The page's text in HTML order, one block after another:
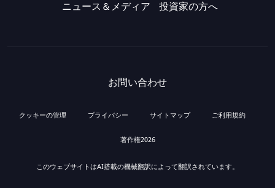
ニュース＆メディア 投資家の方へ
お問い合わせ
クッキーの管理 プライバシー サイトマップ ご利用規約
著作権2026
このウェブサイトはAI搭載の機械翻訳によって翻訳されています。